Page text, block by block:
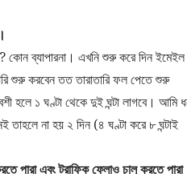
কোন ব্যাপারনা। এখনি শুরু করে দিন ইমেইল
শুরু করবেন তত তারাতারি ফল পেতে শুরু
হলে ১ ঘণ্টা থেকে দুই ঘন্টা লাগবে। আমি
তাহলে না হয় ২ দিন (৪ ঘণ্টা করে ৮ ঘন্টাই
পারা এবং ট্রাফিক ফ্লোও চালু করতে